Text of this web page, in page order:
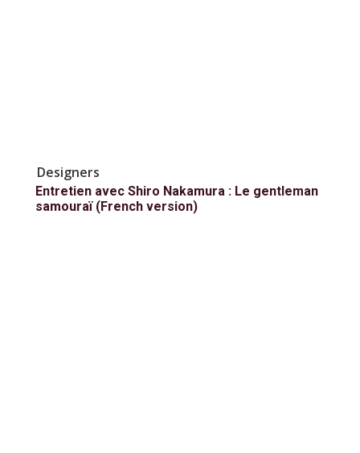
Designers
Entretien avec Shiro Nakamura : Le gentleman
samouraï (French version)